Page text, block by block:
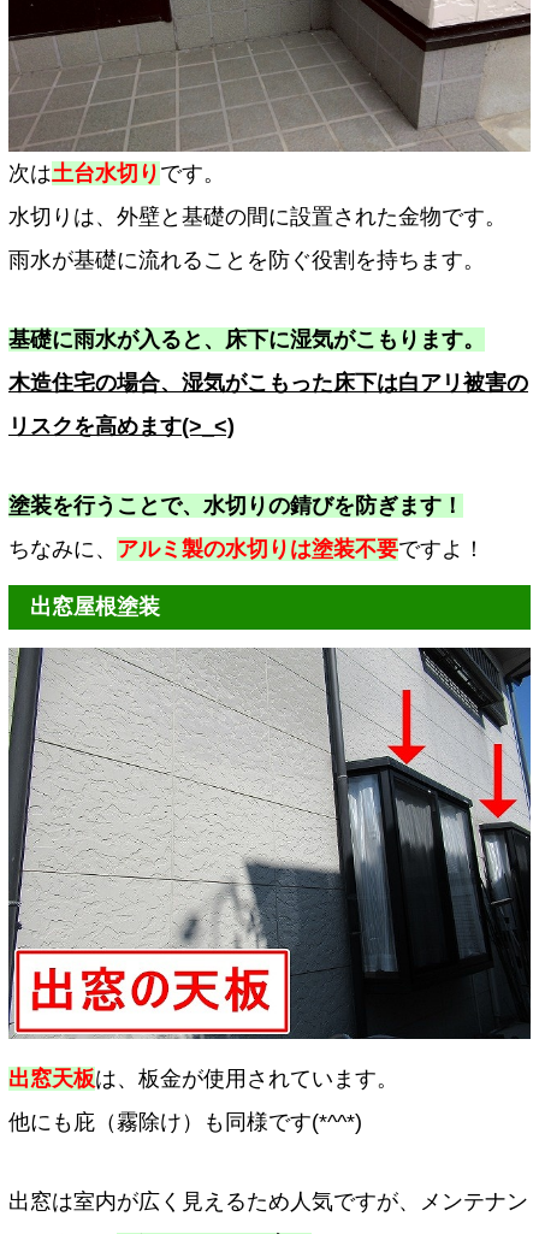
次は土台水切り です。
水切りは、外壁と基礎の間に設置された金物です。
雨水が基礎に流れることを防ぐ役割を持ちます。
基礎に雨水が入ると、床下に湿気がこもります。
木造住宅の場合、湿気がこもった床下は白アリ被害の
リスクを高めます(>_<)
塗装を行うことで、水切りの錆びを防ぎます！
ちなみに、 アルミ製の水切りは塗装不要ですよ！
出窓屋根塗装
出窓天板は、板金が使用されています。
他にも庇（霧除け）も同様です(*^^*)
出窓は室内が広く見えるため人気ですが、メンテナン